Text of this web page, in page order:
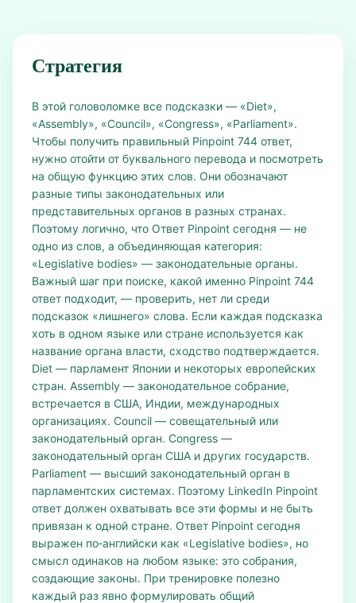
Стратегия
В этой головоломке все подсказки — «Diet»,
«Assembly», «Council», «Congress», «Parliament».
Чтобы получить правильный Pinpoint 744 ответ,
нужно отойти от буквального перевода и посмотреть
на общую функцию этих слов. Они обозначают
разные типы законодательных или
представительных органов в разных странах.
Поэтому логично, что Ответ Pinpoint сегодня — не
одно из слов, а объединяющая категория:
«Legislative bodies» — законодательные органы.
Важный шаг при поиске, какой именно Pinpoint 744
ответ подходит, — проверить, нет ли среди
подсказок «лишнего» слова. Если каждая подсказка
хоть в одном языке или стране используется как
название органа власти, сходство подтверждается.
Diet — парламент Японии и некоторых европейских
стран. Assembly — законодательное собрание,
встречается в США, Индии, международных
организациях. Council — совещательный или
законодательный орган. Congress —
законодательный орган США и других государств.
Parliament — высший законодательный орган в
парламентских системах. Поэтому LinkedIn Pinpoint
ответ должен охватывать все эти формы и не быть
привязан к одной стране. Ответ Pinpoint сегодня
выражен по‑английски как «Legislative bodies», но
смысл одинаков на любом языке: это собрания,
создающие законы. При тренировке полезно
каждый раз явно формулировать общий